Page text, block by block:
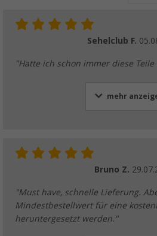
2,50€UVP
Sehelclub F.
"Hatte ich schon immer diese
mehr
Bruno Z.
"Must have, schnelle Lieferung.
Mindestbestellwert für eine
heruntergesetzt werden."